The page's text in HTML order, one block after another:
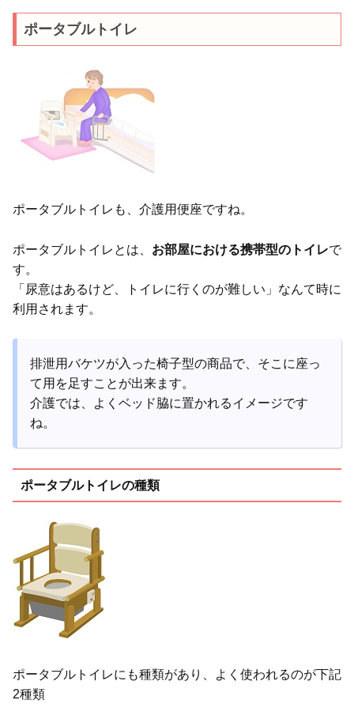
ポータブルトイレ
ポータブルトイレも、介護用便座ですね。
ポータブルトイレとは、 お部屋における携帯型のトイレで
す。
「尿意はあるけど、トイレに行くのが難しい」なんて時に
利用されます。
排泄用バケツが入った椅子型の商品で、そこに座っ
て用を足すことが出来ます。
介護では、よくベッド脇に置かれるイメージです
ね。
ポータブルトイレの種類
ポータブルトイレにも種類があり、よく使われるのが下記
2種類